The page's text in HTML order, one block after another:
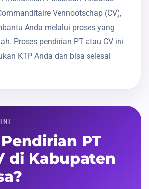
Vennootschap (CV),
Anda melalui proses yang
Proses pendirian PT atau CV ini
KTP Anda dan bisa selesai
PT
di Kabupaten